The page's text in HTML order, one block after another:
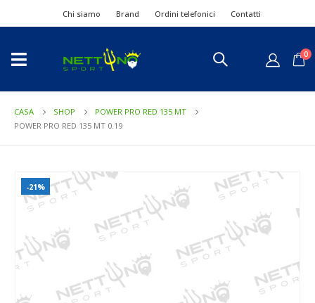
Chi siamo Brand Ordini telefonici Contatti
0
CASA SHOP
POWER PRO RED 135 MT
POWER PRO RED 135 MT 0.19
-21%